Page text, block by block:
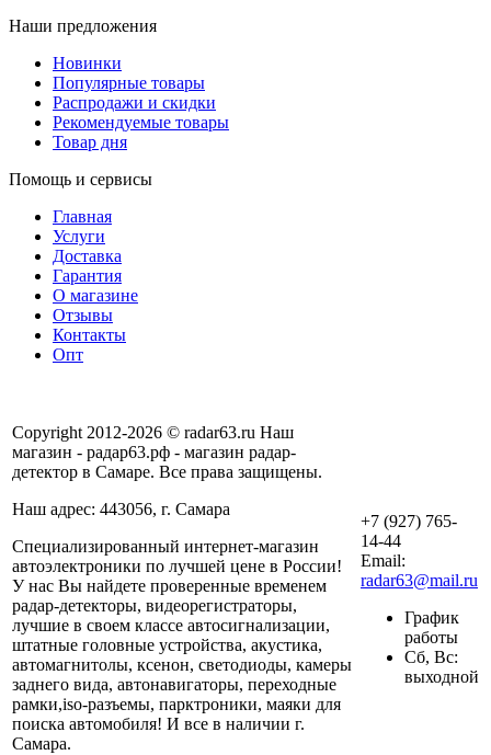
Наши предложения
Новинки
Популярные товары
Распродажи и скидки
Рекомендуемые товары
Товар дня
Помощь и сервисы
Главная
Услуги
Доставка
Гарантия
О магазине
Отзывы
Контакты
Опт
Copyright 2012-2026 © radar63.ru Наш
магазин - радар63.рф - магазин радар-
детектор в Самаре. Все права защищены.
Наш адрес: 443056, г. Самара
Специализированный интернет-магазин
автоэлектроники по лучшей цене в России!
У нас Вы найдете проверенные временем
радар-детекторы, видеорегистраторы,
лучшие в своем классе автосигнализации,
штатные головные устройства, акустика,
автомагнитолы, ксенон, светодиоды, камеры
заднего вида, автонавигаторы, переходные
рамки,iso-разъемы, парктроники, маяки для
поиска автомобиля! И все в наличии г.
Самара.
+7 (927) 765-
14-44
Email:
radar63@mail.ru
График
работы
Сб, Вс:
выходной